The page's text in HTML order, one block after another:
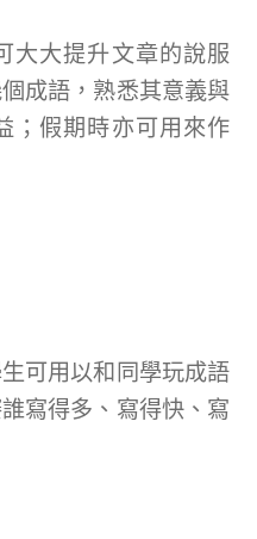
大大提升文章的說服
成語，熟悉其意義與
；假期時亦可用來作
可用以和同學玩成語
寫得多、寫得快、寫